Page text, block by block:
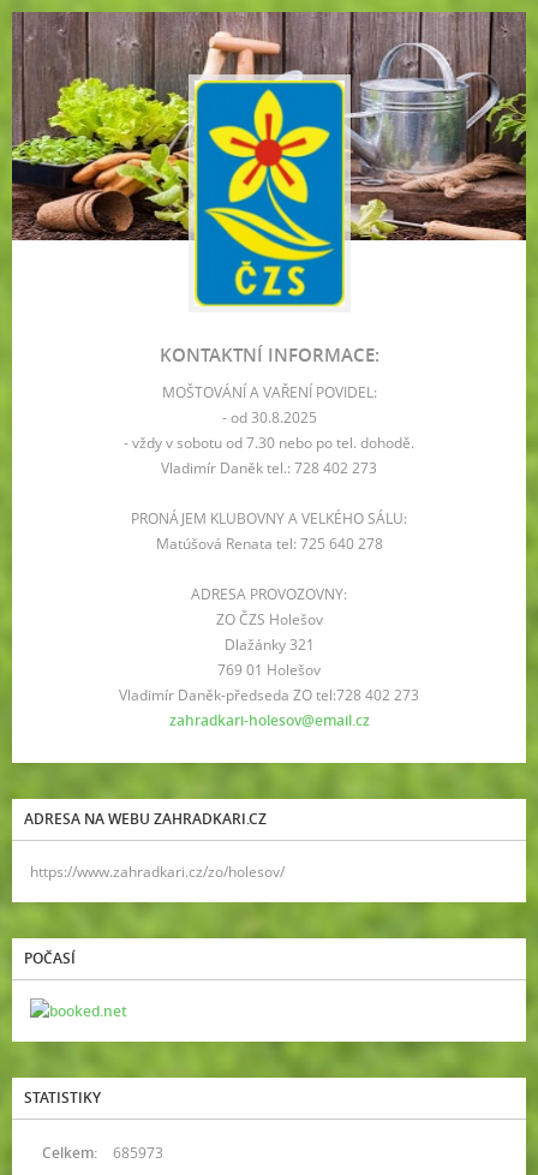
KONTAKTNÍ INFORMACE:
MOŠTOVÁNÍ A VAŘENÍ POVIDEL:
- od 30.8.2025
- vždy v sobotu od 7.30 nebo po tel. dohodě.
Vladimír Daněk tel.: 728 402 273
PRONÁJEM KLUBOVNY A VELKÉHO SÁLU:
Matúšová Renata tel: 725 640 278
ADRESA PROVOZOVNY:
ZO ČZS Holešov
Dlažánky 321
769 01 Holešov
Vladimír Daněk-předseda ZO tel:728 402 273
zahradkari-holesov@email.cz
ADRESA NA WEBU ZAHRADKARI.CZ
https://www.zahradkari.cz/zo/holesov/
POČASÍ
STATISTIKY
Celkem:
685973